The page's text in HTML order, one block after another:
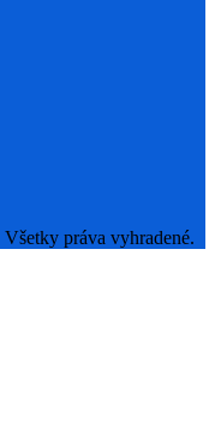
práva vyhradené.